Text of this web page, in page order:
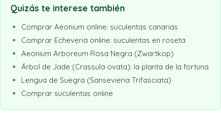
Quizás te interese también
Comprar Aeonium online: suculentas canarias
Comprar Echeveria online: suculentas en roseta
Aeonium Arboreum Rosa Negra (Zwartkop)
Árbol de Jade (Crassula ovata): la planta de la fortuna
Lengua de Suegra (Sansevieria Trifasciata)
Comprar suculentas online